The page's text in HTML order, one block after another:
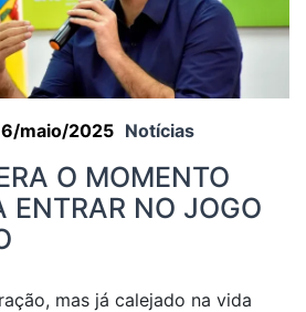
maio/2025 Notícias
O MOMENTO
ENTRAR NO JOGO
mas já calejado na vida